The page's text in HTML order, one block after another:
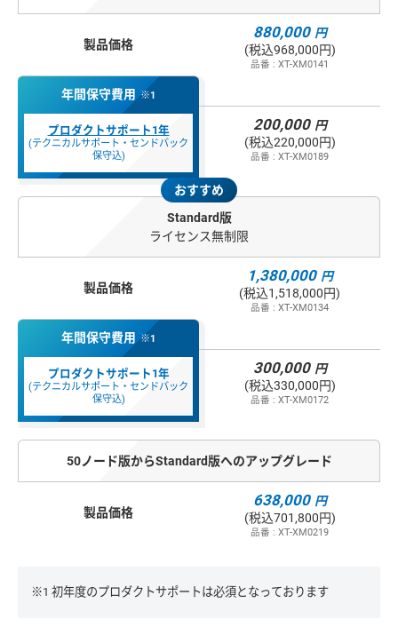
製品価格
年間保守費用 ※1
プロダクトサポート1年
(テクニカルサポート・センドバック
保守込)
880,000 円
(税込968,000円)
品番 : XT-XM0141
200,000 円
(税込220,000円)
品番 : XT-XM0189
おすすめ
Standard版
ライセンス無制限
製品価格
年間保守費用 ※1
プロダクトサポート1年
(テクニカルサポート・センドバック
保守込)
1,380,000 円
(税込1,518,000円)
品番 : XT-XM0134
300,000 円
(税込330,000円)
品番 : XT-XM0172
50ノード版からStandard版へのアップグレード
製品価格
638,000 円
(税込701,800円)
品番 : XT-XM0219
※1 初年度のプロダクトサポートは必須となっております